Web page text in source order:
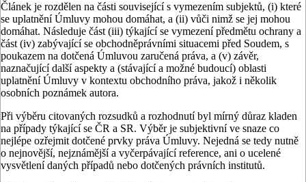
Článek je rozdělen na části související s vymezením subjektů, (i) které
se uplatnění Úmluvy mohou domáhat, a (ii) vůči nimž se jej mohou
domáhat. Následuje část (iii) týkající se vymezení předmětu ochrany a
část (iv) zabývající se obchodněprávními situacemi před Soudem, s
poukazem na dotčená Úmluvou zaručená práva, a (v) závěr,
naznačující další aspekty a (stávající a možné budoucí) oblasti
uplatnění Úmluvy v kontextu obchodního práva, jakož i několik
osobních poznámek autora.
Při výběru citovaných rozsudků a rozhodnutí byl mírný důraz kladen
na případy týkající se ČR a SR. Výběr je subjektivní ve snaze co
nejlépe ozřejmit dotčené prvky práva Úmluvy. Nejedná se tedy nutně
o nejnovější, nejznámější a vyčerpávající reference, ani o ucelené
vysvětlení daných případů nebo dotčených právních institutů.